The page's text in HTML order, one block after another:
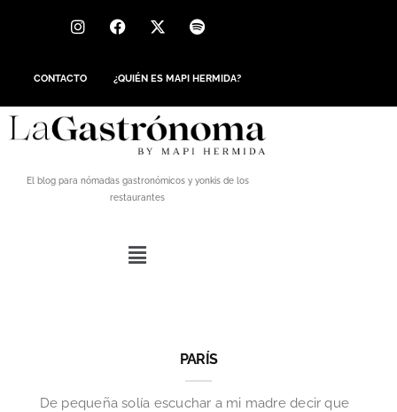
CONTACTO ¿QUIÉN ES MAPI HERMIDA?
El blog para nómadas gastronómicos y yonkis de los
restaurantes
PARÍS
De pequeña solía escuchar a mi madre decir que